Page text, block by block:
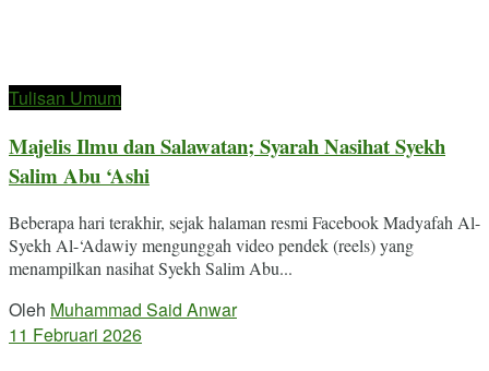
Tulisan Umum
Majelis Ilmu dan Salawatan; Syarah Nasihat Syekh
Salim Abu ‘Ashi
Beberapa hari terakhir, sejak halaman resmi Facebook Madyafah Al-
Syekh Al-‘Adawiy mengunggah video pendek (reels) yang
menampilkan nasihat Syekh Salim Abu...
Oleh Muhammad Said Anwar
11 Februari 2026